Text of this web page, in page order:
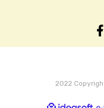
2022